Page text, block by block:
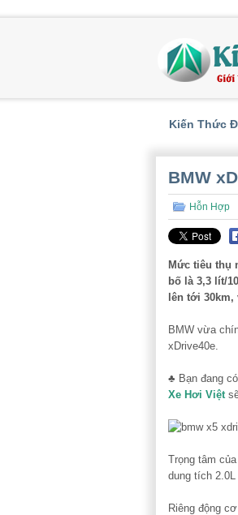
Kiến Thức
BMW
Hỗn Hợp
Mức tiêu thụ
bố là 3,3 lít/
lên tới 30km,
BMW vừa
xDrive40e.
♣ Bạn đang
Xe Hơi Việt
Trọng tâm
dung tích
Riêng động